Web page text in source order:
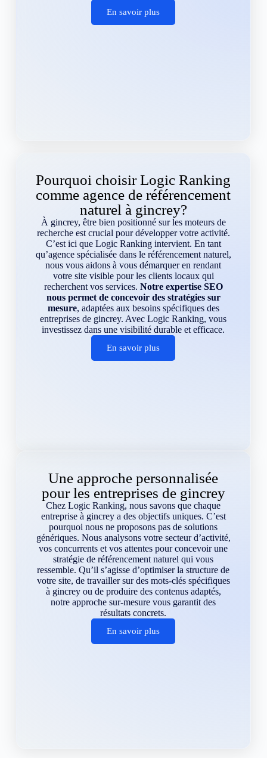
En savoir plus
Pourquoi choisir Logic Ranking
comme agence de référencement
naturel à gincrey?
À gincrey, être bien positionné sur les moteurs de
recherche est crucial pour développer votre activité.
C’est ici que Logic Ranking intervient. En tant
qu’agence spécialisée dans le référencement naturel,
nous vous aidons à vous démarquer en rendant
votre site visible pour les clients locaux qui
recherchent vos services. Notre expertise SEO
nous permet de concevoir des stratégies sur
mesure, adaptées aux besoins spécifiques des
entreprises de gincrey. Avec Logic Ranking, vous
investissez dans une visibilité durable et efficace.
En savoir plus
Une approche personnalisée
pour les entreprises de gincrey
Chez Logic Ranking, nous savons que chaque
entreprise à gincrey a des objectifs uniques. C’est
pourquoi nous ne proposons pas de solutions
génériques. Nous analysons votre secteur d’activité,
vos concurrents et vos attentes pour concevoir une
stratégie de référencement naturel qui vous
ressemble. Qu’il s’agisse d’optimiser la structure de
votre site, de travailler sur des mots-clés spécifiques
à gincrey ou de produire des contenus adaptés,
notre approche sur-mesure vous garantit des
résultats concrets.
En savoir plus